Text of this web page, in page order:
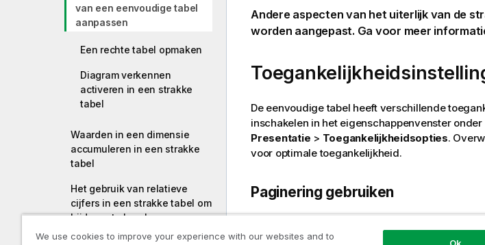
van een eenvoudige tabel
aanpassen
Een rechte tabel opmaken
Diagram verkennen
activeren in een strakke
tabel
Waarden in een dimensie
accumuleren in een strakke
tabel
Het gebruik van relatieve
cijfers in een strakke tabel om
bijdrage te berekenen
Andere aspecten van het uiterlijk van de
worden aangepast. Ga voor meer
De eenvoudige tabel heeft verschillende
inschakelen in het eigenschappenvenster onder
Presentatie > Toegankelijkheidsopties.
voor optimale toegankelijkheid.
Paginering gebruiken
wijzigt
weergegeven. Bij paginering worden in plaats
We use cookies to improve your experience with our websites and to